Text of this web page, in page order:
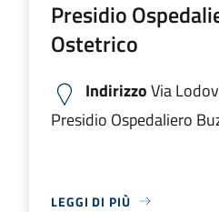
Presidio
Ostetrico
IndirizzoVia
Presidio Ospedaliero
LEGGI DI PIÙ